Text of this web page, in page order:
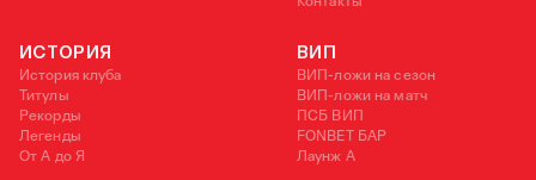
ИСТОРИЯ
История клуба
Титулы
Рекорды
Легенды
От А до Я
ВИП
ВИП-ложи на сезон
ВИП-ложи на матч
ПСБ ВИП
FONBET БАР
Лаунж A